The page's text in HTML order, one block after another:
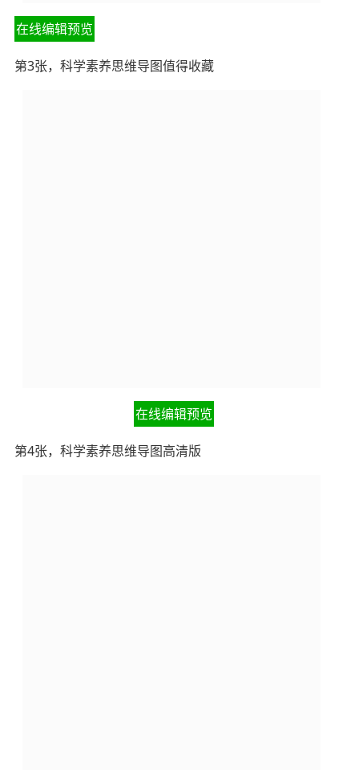
在线编辑预览
第3张，科学素养思维导图值得收藏
在线编辑预览
第4张，科学素养思维导图高清版